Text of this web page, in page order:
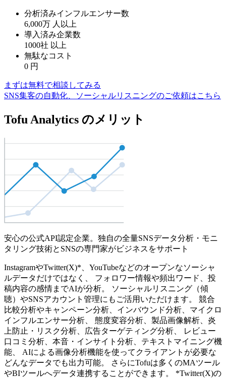
分析済みインフルエンサー数
6,000万 人以上
導入済み企業数
1000社 以上
無駄なコスト
0 円
まずは無料で相談してみる
SNS集客の自動化、ソーシャルリスニングのご依頼はこちら
Tofu Analytics のメリット
安心の公式API認定企業。独自の全量SNSデータ分析・モニ
タリング技術とSNSの専門家がビジネスをサポート
InstagramやTwitter(X)*、YouTubeなどのオープンなソーシャ
ルデータだけではなく、 フォロワー情報や頻出ワード、投
稿内容の感情までAIが分析。 ソーシャルリスニング（傾
聴）やSNSアカウント管理にもご活用いただけます。 競合
比較分析やキャンペーン分析、インバウンド分析、マイクロ
インフルエンサー分析、 態度変容分析、製品画像解析、炎
上防止・リスク分析、広告ターゲティング分析、 レビュー
口コミ分析、本音・インサイト分析、テキストマイニング機
能、 AIによる画像分析機能を使ってクライアントが必要な
どんなデータでも出力可能。 さらにTofuは多くのMAツール
やBIツールへデータ連携することができます。 *Twitter(X)の